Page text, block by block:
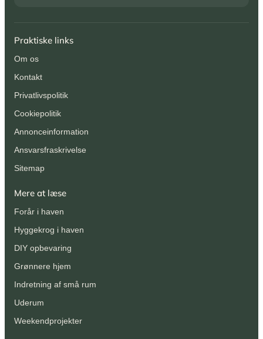
Praktiske links
Om os
Kontakt
Privatlivspolitik
Cookiepolitik
Annonceinformation
Ansvarsfraskrivelse
Sitemap
Mere at læse
Forår i haven
Hyggekrog i haven
DIY opbevaring
Grønnere hjem
Indretning af små rum
Uderum
Weekendprojekter